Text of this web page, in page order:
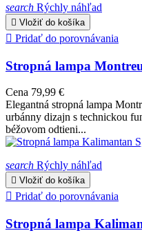
search Rýchly náhľad
 Vložiť do košíka
 Pridať do porovnávania
Stropná lampa
Cena 79,99 €
Elegantná stropná lampa
urbánny dizajn s technickou
béžovom odtieni...
search Rýchly náhľad
 Vložiť do košíka
 Pridať do porovnávania
Stropná lampa